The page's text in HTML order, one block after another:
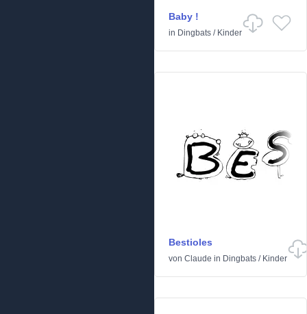
Baby !
in Dingbats / Kinder
Bestioles
von Claude in Dingbats / Kinder